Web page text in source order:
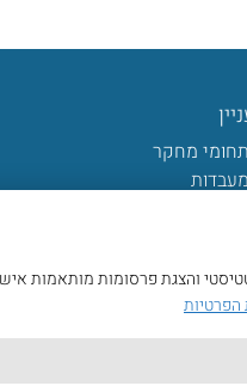
תחומי מחקר
מעבדות
והצגת פרסומות מותאמות
הפרטיות